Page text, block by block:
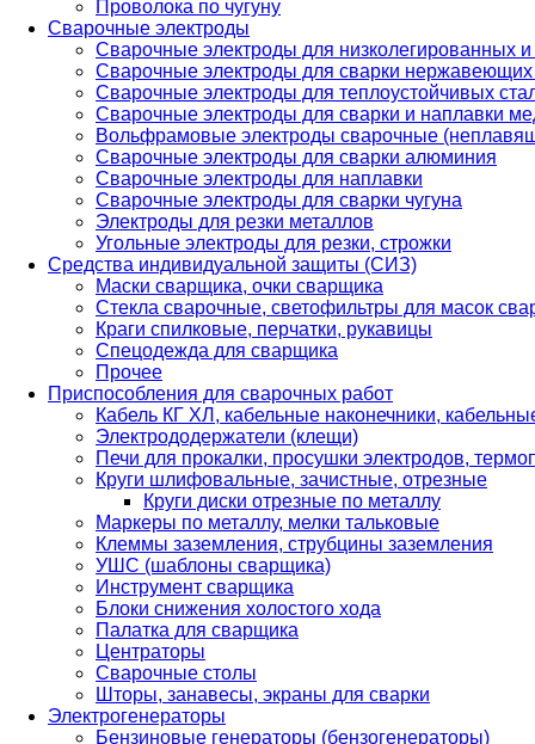
Проволока по чугуну
Сварочные электроды
Сварочные электроды для низколегированных и
Сварочные электроды для сварки
Сварочные электроды для теплоустойчивых
Сварочные электроды для сварки и наплавки
Вольфрамовые электроды сварочные
Сварочные электроды для сварки алюминия
Сварочные электроды для наплавки
Сварочные электроды для сварки чугуна
Электроды для резки металлов
Угольные электроды для резки, строжки
Средства индивидуальной защиты (СИЗ)
Маски сварщика, очки сварщика
Стекла сварочные, светофильтры для масок
Краги спилковые, перчатки, рукавицы
Спецодежда для сварщика
Прочее
Приспособления для сварочных работ
Кабель КГ ХЛ, кабельные наконечники,
Электрододержатели (клещи)
Печи для прокалки, просушки электродов,
Круги шлифовальные, зачистные, отрезные
Круги диски отрезные по металлу
Маркеры по металлу, мелки тальковые
Клеммы заземления, струбцины заземления
УШС (шаблоны сварщика)
Инструмент сварщика
Блоки снижения холостого хода
Палатка для сварщика
Центраторы
Сварочные столы
Шторы, занавесы, экраны для сварки
Электрогенераторы
Бензиновые генераторы (бензогенераторы)